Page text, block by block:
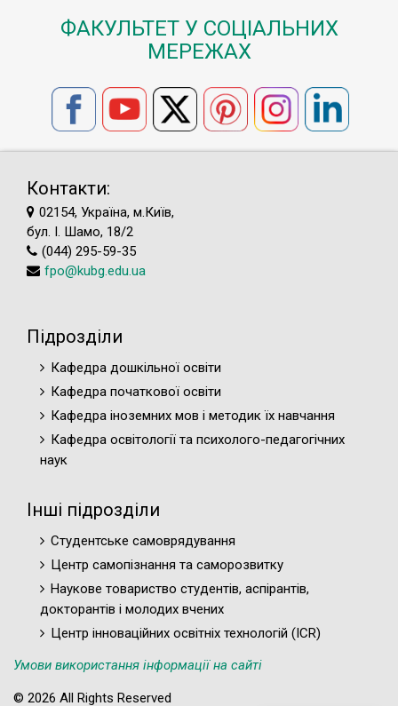
ФАКУЛЬТЕТ У СОЦІАЛЬНИХ
МЕРЕЖАХ
Контакти:
02154, Україна, м.Київ,
бул. І. Шамо, 18/2
(044) 295-59-35
fpo@kubg.edu.ua
Підрозділи
Кафедра дошкільної освіти
Кафедра початкової освіти
Кафедра іноземних мов і методик їх навчання
Кафедра освітології та психолого-педагогічних
наук
Інші підрозділи
Студентське самоврядування
Центр самопізнання та саморозвитку
Наукове товариство студентів, аспірантів,
докторантів і молодих вчених
Центр інноваційних освітніх технологій (ICR)
Умови використання інформації на сайті
© 2026 All Rights Reserved